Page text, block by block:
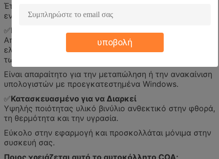
υποβολή
Έτοιμη για γρήγορη επικύρωση με τους διακομιστές
ενεργοποίησης της Microsoft.
✅Νομική συμμόρφωση
Αποφύγετε πρόστιμα ή κυρώσεις κατά τη διάρκεια των
ελέγχων λογισμικού - αποδείξτε ότι η άδεια χρήσης
των Windows 11 Pro είναι νόμιμη.
Είναι απαραίτητο για την μεταπώληση ή την ανακαίνιση
υπολογιστών με προεγκατεστημένα Windows.
✅Κατασκευασμένο για να Διαρκεί
Υψηλής ποιότητας υλικό βινύλιο ανθεκτικό στην φθορά,
τη θερμότητα και την υγρασία.
Εύκολο στην εφαρμογή και προσκολλάται μόνιμα στην
συσκευή σας.
Ποιος χρειάζεται αυτό το αυτοκόλλητο COA;